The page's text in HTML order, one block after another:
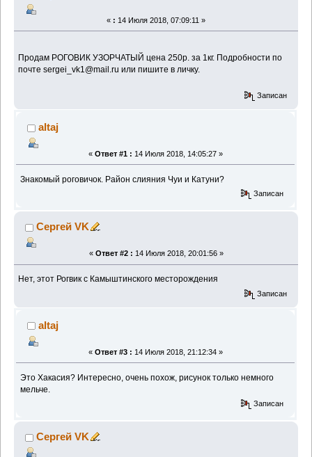
« : 14 Июля 2018, 07:09:11 »
Продам РОГОВИК УЗОРЧАТЫЙ цена 250р. за 1кг. Подробности по
почте sergei_vk1@mail.ru или пишите в личку.
Записан
altaj
« Ответ #1 : 14 Июля 2018, 14:05:27 »
Знакомый роговичок. Район слияния Чуи и Катуни?
Записан
Сергей VK
« Ответ #2 : 14 Июля 2018, 20:01:56 »
Нет, этот Рогвик с Камыштинского месторождения
Записан
altaj
« Ответ #3 : 14 Июля 2018, 21:12:34 »
Это Хакасия? Интересно, очень похож, рисунок только немного
мельче.
Записан
Сергей VK